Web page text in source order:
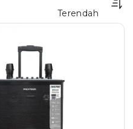
Terendah